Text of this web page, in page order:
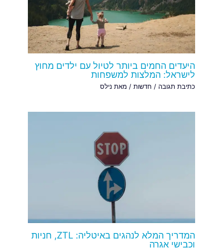
היעדים החמים ביותר לטיול עם ילדים מחוץ
לישראל: המלצות למשפחות
כתיבת תגובה /חדשות/ מאתנילס
המדריך המלא לנהגים באיטליה: ZTL, חניות
וכבישי אגרה